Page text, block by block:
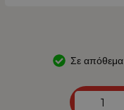
Σε απόθεμα